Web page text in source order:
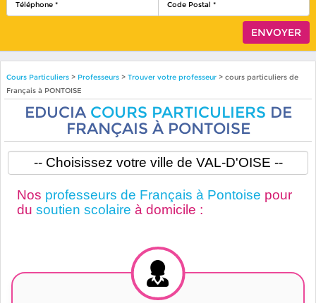
Cours Particuliers> Professeurs > Trouver votre professeur> cours particuliers de
Français à PONTOISE
EDUCIA COURS PARTICULIERS DE
FRANÇAIS À PONTOISE
Nos professeurs de Français à Pontoise pour
du soutien scolaire à domicile :